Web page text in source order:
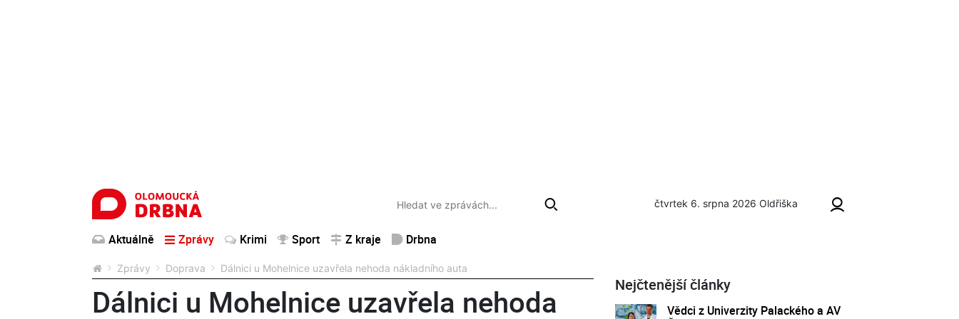
čtvrtek 6. srpna 2026 Oldřiška
Aktuálně Zprávy Krimi Sport Z kraje Drbna
Zprávy Doprava Dálnici u Mohelnice uzavřela nehoda nákladního auta
Dálnici u Mohelnice uzavřela nehoda
Nejčtenější články
Vědci z Univerzity Palackého a AV